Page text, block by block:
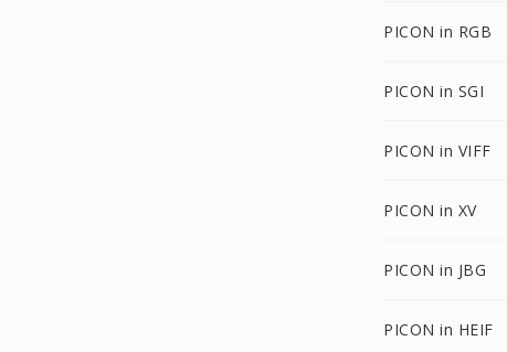
PICON in RGB
PICON in SGI
PICON in VIFF
PICON in XV
PICON in JBG
PICON in HEIF